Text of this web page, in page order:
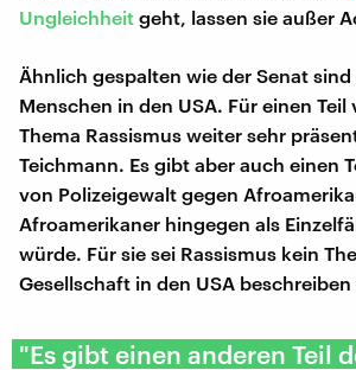
Ungleichheit geht, lassen sie außer
Ähnlich gespalten wie der Senat
Menschen in den USA. Für einen
Thema Rassismus weiter sehr
Teichmann. Es gibt aber auch einen
von Polizeigewalt gegen
Afroamerikaner hingegen als
würde. Für sie sei Rassismus kein
Gesellschaft in den USA beschreiben
"Es gibt einen anderen Teil